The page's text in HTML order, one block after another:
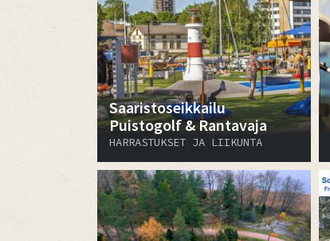
Saaristoseikkailu
Puistogolf & Rantavaja
HARRASTUKSET JA LIIKUNTA